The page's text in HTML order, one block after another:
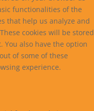
functionalities of the
that help us analyze and
cookies will be stored
You also have the option
of some of these
experience.